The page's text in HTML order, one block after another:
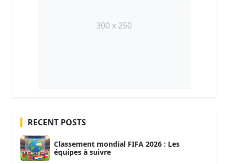
300 x 250
RECENT POSTS
Classement mondial FIFA 2026 : Les
équipes à suivre